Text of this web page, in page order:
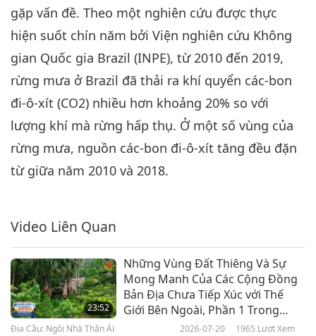
gặp vấn đề. Theo một nghiên cứu được thực
hiện suốt chín năm bởi Viện nghiên cứu Không
gian Quốc gia Brazil (INPE), từ 2010 đến 2019,
rừng mưa ở Brazil đã thải ra khí quyển các-bon
đi-ô-xít (CO2) nhiều hơn khoảng 20% so với
lượng khí mà rừng hấp thụ. Ở một số vùng của
rừng mưa, nguồn các-bon đi-ô-xít tăng đều đặn
từ giữa năm 2010 và 2018.
Video Liên Quan
23:52
Những Vùng Đất Thiêng Và Sự
Mong Manh Của Các Cộng Đồng
Bản Địa Chưa Tiếp Xúc với Thế
Giới Bên Ngoài, Phần 1 Trong
Chương Trình Nhiều Phần
Địa Cầu: Ngôi Nhà Thân Ái 2026-07-20 1965 Lượt Xem